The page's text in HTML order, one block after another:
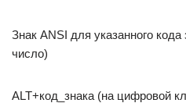
Знак ANSI для указанного
число)
ALT+код_знака (на цифровой